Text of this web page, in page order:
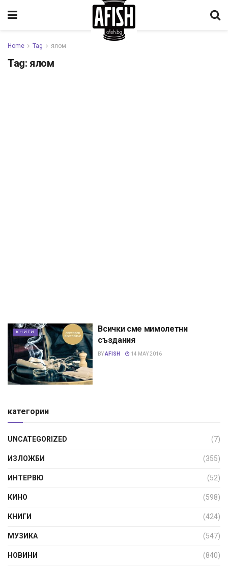
Home Tag ялом
Tag: ялом
КНИГИ
Всички сме мимолетни
създания
BYAFISH 14 MAY 2016
категории
UNCATEGORIZED (7)
ИЗЛОЖБИ (355)
ИНТЕРВЮ (52)
КИНО (598)
КНИГИ (424)
МУЗИКА (547)
НОВИНИ (840)